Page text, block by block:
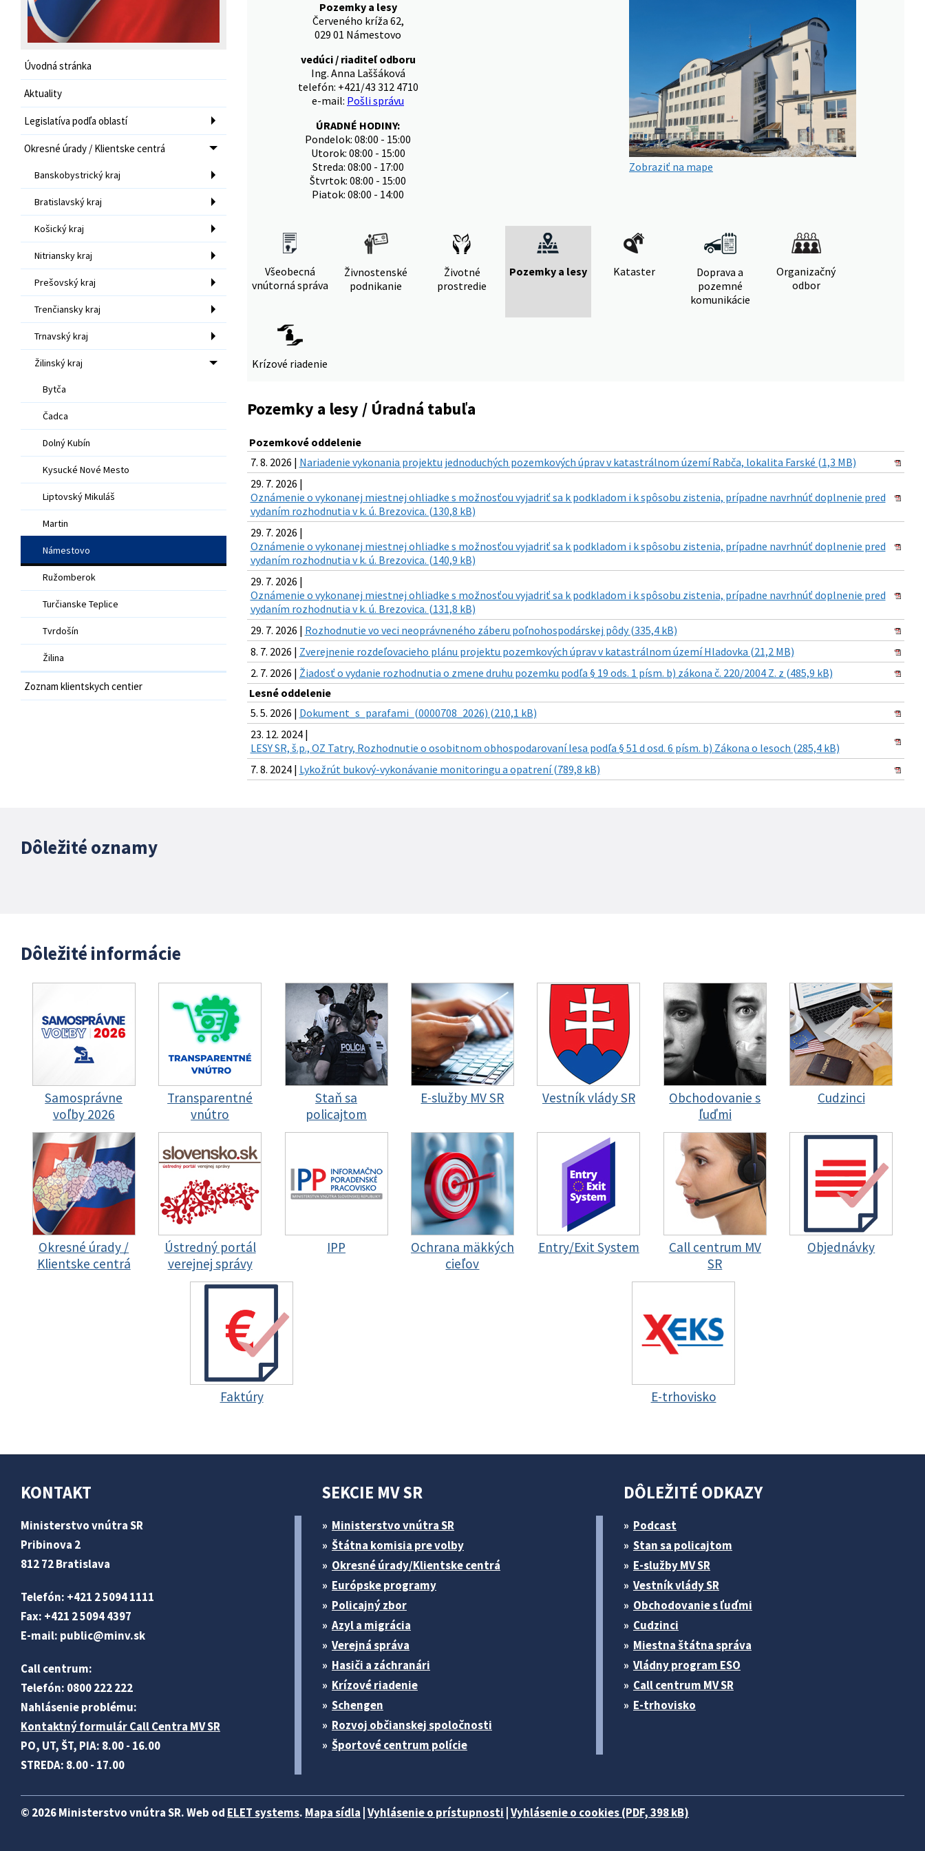
Úvodná stránka
Aktuality
Legislatíva podľa oblastí
Okresné úrady / Klientske centrá
Banskobystrický kraj
Bratislavský kraj
Košický kraj
Nitriansky kraj
Prešovský kraj
Trenčiansky kraj
Trnavský kraj
Žilinský kraj
Bytča
Čadca
Dolný Kubín
Kysucké Nové Mesto
Liptovský Mikuláš
Martin
Námestovo
Ružomberok
Turčianske Teplice
Tvrdošín
Žilina
Zoznam klientskych centier
Pozemky a lesy
Červeného kríža 62,
029 01 Námestovo
vedúci / riaditeľ odboru
Ing. Anna Laššáková
telefón: +421/43 312 4710
e-mail: Pošli správu
ÚRADNÉ HODINY:
Pondelok: 08:00 - 15:00
Utorok: 08:00 - 15:00
Streda: 08:00 - 17:00
Štvrtok: 08:00 - 15:00
Piatok: 08:00 - 14:00
Zobraziť na mape
Všeobecná
vnútorná správa
Živnostenské
podnikanie
Životné
prostredie
Pozemky a lesy Kataster
Doprava a
pozemné
komunikácie
Organizačný
odbor
Krízové riadenie
Pozemky a lesy / Úradná tabuľa
Pozemkové oddelenie
7. 8. 2026 | Nariadenie vykonania projektu jednoduchých pozemkových úprav v katastrálnom území Rabča, lokalita Farské (1,3 MB)
29. 7. 2026 |
Oznámenie o vykonanej miestnej ohliadke s možnosťou vyjadriť sa k podkladom i k spôsobu zistenia, prípadne navrhnúť doplnenie pred
vydaním rozhodnutia v k. ú. Brezovica. (130,8 kB)
29. 7. 2026 |
Oznámenie o vykonanej miestnej ohliadke s možnosťou vyjadriť sa k podkladom i k spôsobu zistenia, prípadne navrhnúť doplnenie pred
vydaním rozhodnutia v k. ú. Brezovica. (140,9 kB)
29. 7. 2026 |
Oznámenie o vykonanej miestnej ohliadke s možnosťou vyjadriť sa k podkladom i k spôsobu zistenia, prípadne navrhnúť doplnenie pred
vydaním rozhodnutia v k. ú. Brezovica. (131,8 kB)
29. 7. 2026 | Rozhodnutie vo veci neoprávneného záberu poľnohospodárskej pôdy (335,4 kB)
8. 7. 2026 | Zverejnenie rozdeľovacieho plánu projektu pozemkových úprav v katastrálnom území Hladovka (21,2 MB)
2. 7. 2026 | Žiadosť o vydanie rozhodnutia o zmene druhu pozemku podľa § 19 ods. 1 písm. b) zákona č. 220/2004 Z. z (485,9 kB)
Lesné oddelenie
5. 5. 2026 | Dokument_s_parafami_(0000708_2026) (210,1 kB)
23. 12. 2024 |
LESY SR, š.p., OZ Tatry, Rozhodnutie o osobitnom obhospodarovaní lesa podľa § 51 d osd. 6 písm. b) Zákona o lesoch (285,4 kB)
7. 8. 2024 | Lykožrút bukový-vykonávanie monitoringu a opatrení (789,8 kB)
Dôležité oznamy
Dôležité informácie
Samosprávne
voľby 2026
Transparentné
vnútro
Staň sa
policajtom
E-služby MV SR Vestník vlády SR
Obchodovanie s
ľuďmi
Cudzinci
Okresné úrady /
Klientske centrá
Ústredný portál
verejnej správy
IPP
Ochrana mäkkých
cieľov
Entry/Exit System
Call centrum MV
SR
Objednávky
Faktúry E-trhovisko
KONTAKT
Ministerstvo vnútra SR
Pribinova 2
812 72 Bratislava
Telefón: +421 2 5094 1111
Fax: +421 2 5094 4397
E-mail: public@minv.sk
Call centrum:
Telefón: 0800 222 222
Nahlásenie problému:
Kontaktný formulár Call Centra MV SR
PO, UT, ŠT, PIA: 8.00 - 16.00
STREDA: 8.00 - 17.00
SEKCIE MV SR
Ministerstvo vnútra SR
Štátna komisia pre volby
Okresné úrady/Klientske centrá
Európske programy
Policajný zbor
Azyl a migrácia
Verejná správa
Hasiči a záchranári
Krízové riadenie
Schengen
Rozvoj občianskej spoločnosti
Športové centrum polície
DÔLEŽITÉ ODKAZY
Podcast
Stan sa policajtom
E-služby MV SR
Vestník vlády SR
Obchodovanie s ľuďmi
Cudzinci
Miestna štátna správa
Vládny program ESO
Call centrum MV SR
E-trhovisko
© 2026 Ministerstvo vnútra SR. Web od ELET systems. Mapa sídla Vyhlásenie o prístupnosti Vyhlásenie o cookies (PDF, 398 kB)